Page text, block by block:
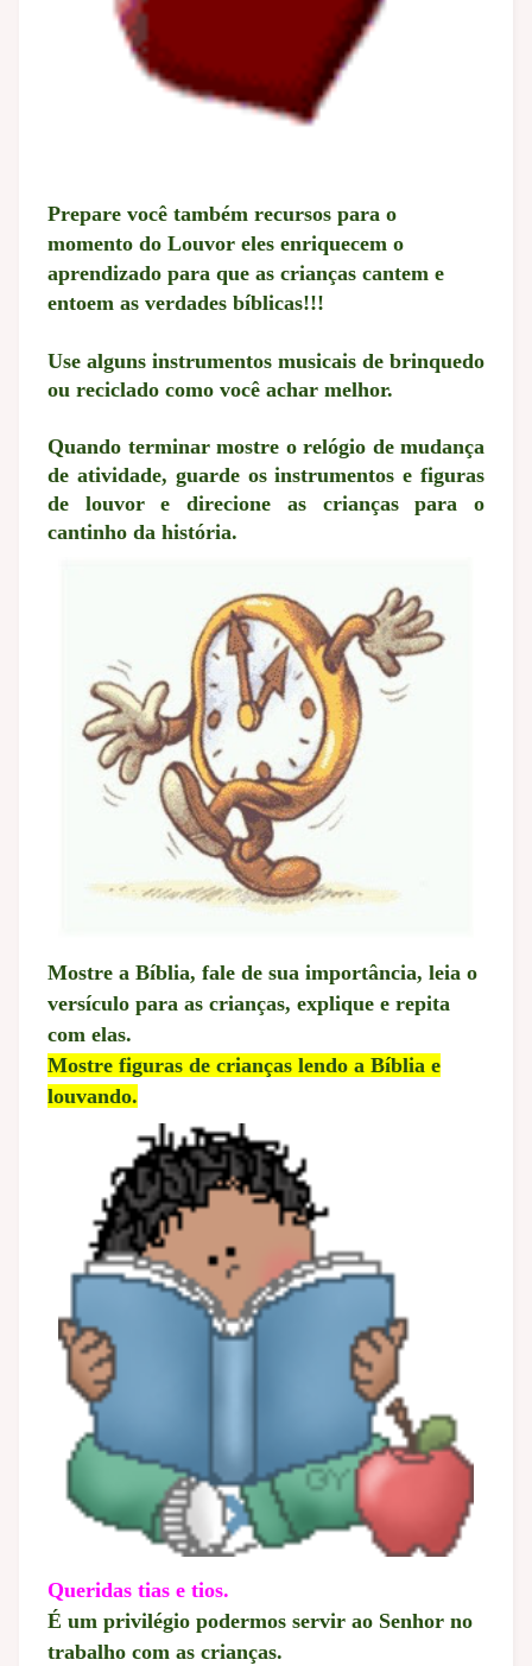
Prepare você também recursos para o
momento do Louvor eles enriquecem o
aprendizado para que as crianças cantem e
entoem as verdades bíblicas!!!
Use alguns instrumentos musicais de brinquedo
ou reciclado como você achar melhor.
Quando terminar mostre o relógio de mudança
de atividade, guarde os instrumentos e figuras
de louvor e direcione as crianças para o
cantinho da história.
Mostre a Bíblia, fale de sua importância, leia o
versículo para as crianças, explique e repita
com elas.
Mostre figuras de crianças lendo a Bíblia e
louvando.
Queridas tias e tios.
É um privilégio podermos servir ao Senhor no
trabalho com as crianças.